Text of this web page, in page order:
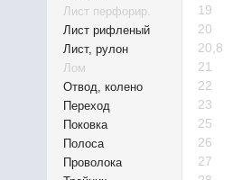
Лист перфорир.
Лист рифленый
Лист, рулон
Лом
Отвод, колено
Переход
Поковка
Полоса
Проволока
19
20
20,8
21
22
23
25
26
27